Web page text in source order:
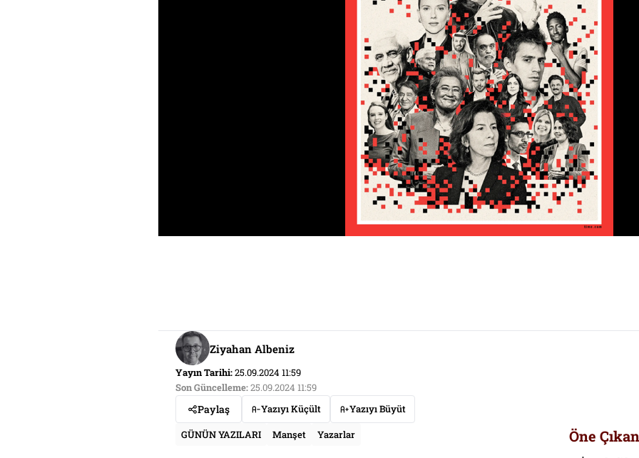
Ziyahan Albeniz
Yayın Tarihi:25.09.2024 11:59
Son Güncelleme:25.09.2024 11:59
Paylaş Yazıyı Küçült
Yazıyı Büyüt
GÜNÜN YAZILARI
Manşet Yazarlar Öne